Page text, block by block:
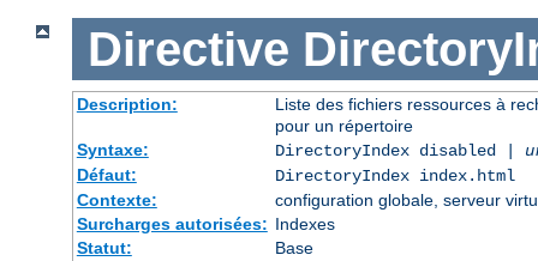
Directive
Description:
Liste des fichiers ressources à
pour un répertoire
Syntaxe:
DirectoryIndex disabled |
Défaut:
DirectoryIndex index.html
Contexte:
configuration globale, serveur
Surcharges autorisées: Indexes
Statut:
Base